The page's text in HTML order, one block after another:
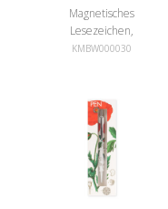
Magnetisches
Lesezeichen,
Mohnblumen
KMBW000030